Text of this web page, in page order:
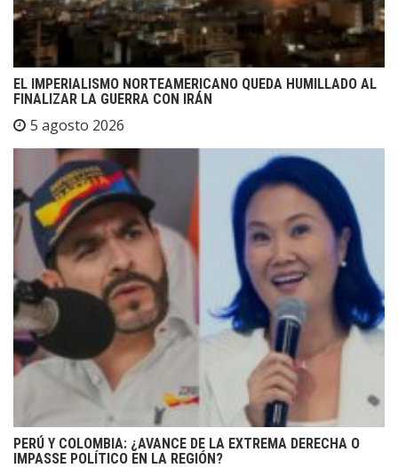
EL IMPERIALISMO NORTEAMERICANO QUEDA HUMILLADO AL
FINALIZAR LA GUERRA CON IRÁN
5 agosto 2026
PERÚ Y COLOMBIA: ¿AVANCE DE LA EXTREMA DERECHA O
IMPASSE POLÍTICO EN LA REGIÓN?